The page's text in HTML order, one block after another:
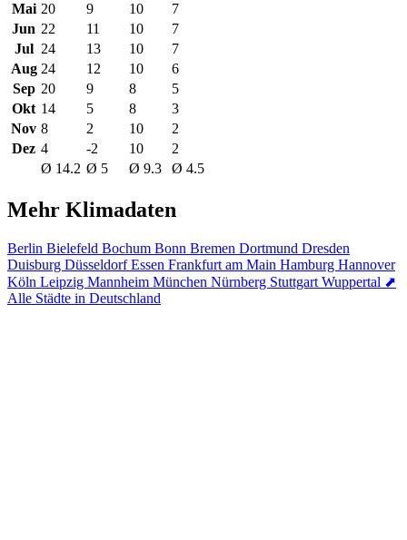
Mai 20 9 10
7
Jun 22 11 10
7
Jul 24 13 10
7
Aug 24 12 10
6
Sep 20 9 8
5
Okt 14 5 8
3
Nov 8 2 10
2
Dez 4 -2 10
2
Ø 14.2 Ø 5 Ø 9.3 Ø 4.5
Mehr Klimadaten
Berlin Bielefeld Bochum Bonn Bremen Dortmund Dresden
Duisburg DüsseldorfEssen Frankfurt am Main Hamburg Hannover
Köln Leipzig Mannheim München Nürnberg Stuttgart Wuppertal ⬈
Alle Städte in Deutschland